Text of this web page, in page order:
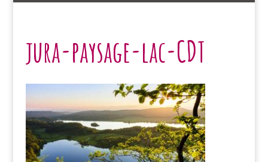
jura-paysage-lac-CDT